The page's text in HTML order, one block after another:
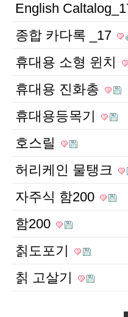
English
종합 카다록 _17
휴대용 소형 윈치
휴대용 진화총
휴대용등목기
호스릴
허리케인 물탱크
자주식 함200
함200
칡도포기
칡 고살기